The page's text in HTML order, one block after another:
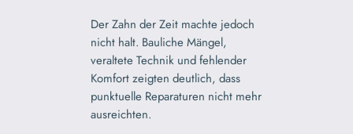
Der Zahn der Zeit machte jedoch
nicht halt. Bauliche Mängel,
veraltete Technik und fehlender
Komfort zeigten deutlich, dass
punktuelle Reparaturen nicht mehr
ausreichten.